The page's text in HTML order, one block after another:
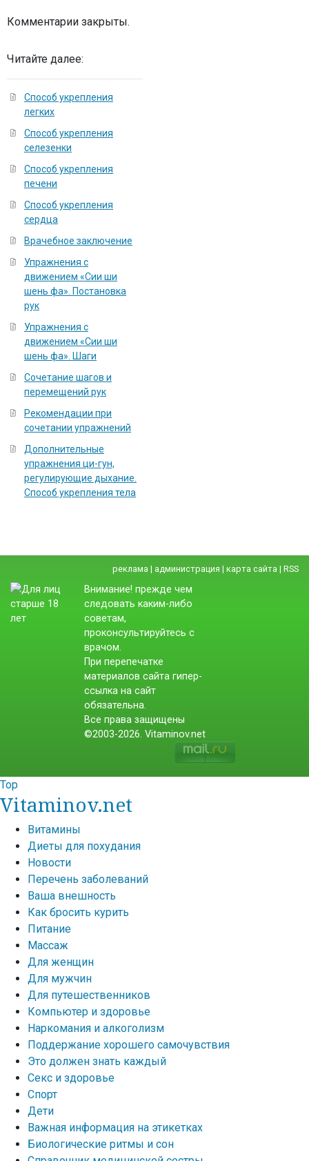
Комментарии закрыты.
Читайте далее:
Способ укрепления
легких
Способ укрепления
селезенки
Способ укрепления
печени
Способ укрепления
сердца
Врачебное заключение
Упражнения с
движением «Сии ши
шень фа». Постановка
рук
Упражнения с
движением «Сии ши
шень фа». Шаги
Сочетание шагов и
перемещений рук
Рекомендации при
сочетании упражнений
Дополнительные
упражнения ци-гун,
регулирующие дыхание.
Способ укрепления тела
реклама | администрация | карта сайта | RSS
Внимание! прежде чем
следовать каким-либо
советам,
проконсультируйтесь с
врачом.
При перепечатке
материалов сайта гипер-
ссылка на сайт
обязательна.
Все права защищены
©2003-2026. Vitaminov.net
Top
Vitaminov.net
Витамины
Диеты для похудания
Новости
Перечень заболеваний
Ваша внешность
Как бросить курить
Питание
Массаж
Для женщин
Для мужчин
Для путешественников
Компьютер и здоровье
Наркомания и алкоголизм
Поддержание хорошего самочувствия
Это должен знать каждый
Секс и здоровье
Спорт
Дети
Важная информация на этикетках
Биологические ритмы и сон